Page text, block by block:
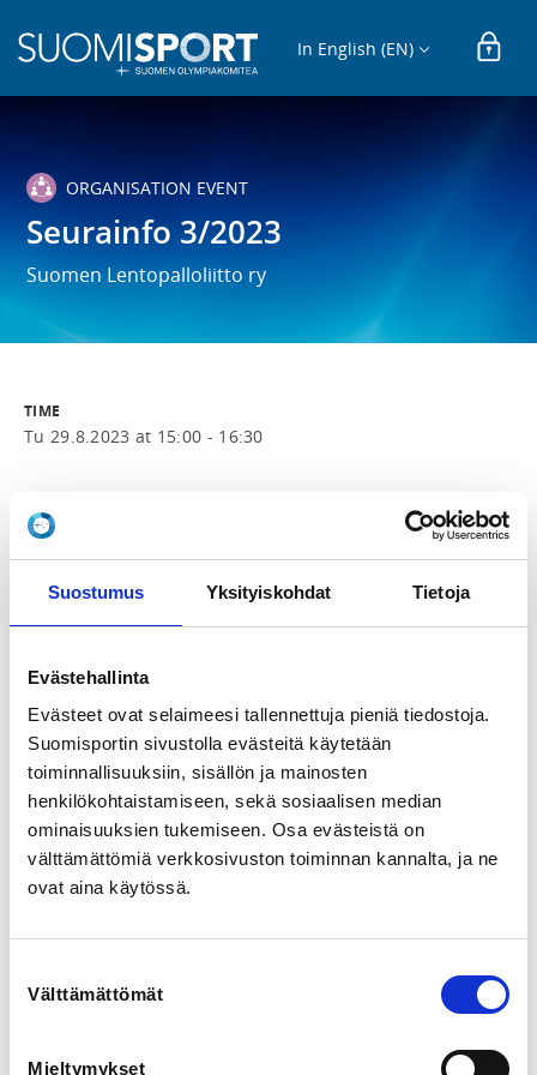
Suostumus Yksityiskohdat Tietoja
Evästehallinta
Evästeet ovat selaimeesi tallennettuja pieniä tiedostoja.
Suomisportin sivustolla evästeitä käytetään
toiminnallisuuksiin, sisällön ja mainosten
henkilökohtaistamiseen, sekä sosiaalisen median
ominaisuuksien tukemiseen. Osa evästeistä on
välttämättömiä verkkosivuston toiminnan kannalta, ja ne
ovat aina käytössä.
valinta
Välttämättömät
Mieltymykset
In English (EN)
ORGANISATION EVENT
Seurainfo 3/2023
Suomen Lentopalloliitto ry
TIME
Tu 29.8.2023 at 15:00 - 16:30
Teams-kokous
LOCALITY
Helsinki
Beach Volley, Lentopallo
REGISTRATION PERIOD
Th 13.4.2023 at 14:33 - Tu 29.8.2023 at 14:00
ADDITIONAL INFORMATION
Hanna Kanasuo